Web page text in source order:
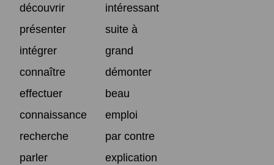
découvrir
intéressant
présenter
suite à
intégrer
grand
connaître
démonter
effectuer
beau
connaissance
emploi
recherche
par contre
parler
explication